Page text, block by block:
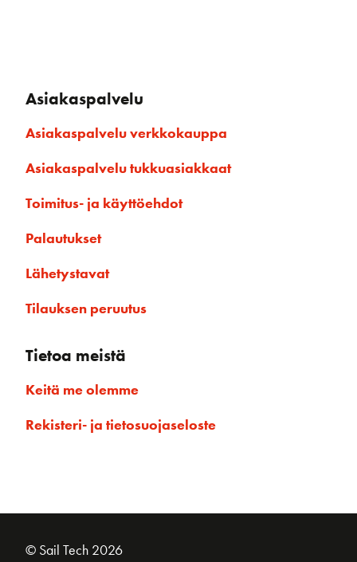
Asiakaspalvelu
Asiakaspalvelu verkkokauppa
Asiakaspalvelu tukkuasiakkaat
Toimitus- ja käyttöehdot
Palautukset
Lähetystavat
Tilauksen peruutus
Tietoa meistä
Keitä me olemme
Rekisteri- ja tietosuojaseloste
© Sail Tech 2026